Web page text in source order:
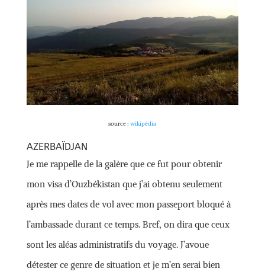
source :wikipédia
AZERBAÏDJAN
Je me rappelle de la galère que ce fut pour obtenir
mon visa d’Ouzbékistan que j’ai obtenu seulement
après mes dates de vol avec mon passeport bloqué à
l’ambassade durant ce temps. Bref, on dira que ceux
sont les aléas administratifs du voyage. J’avoue
détester ce genre de situation et je m’en serai bien